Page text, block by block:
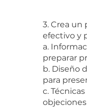
3. Crea un
efectivo y
a.
preparar
b. Diseño
para
c.